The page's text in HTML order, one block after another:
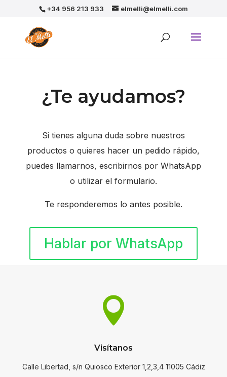
+34 956 213 933 elmelli@elmelli.com
¿Te ayudamos?
Si tienes alguna duda sobre nuestros
productos o quieres hacer un pedido rápido,
puedes llamarnos, escribirnos por WhatsApp
o utilizar el formulario.
Te responderemos lo antes posible.
Hablar por WhatsApp

Visítanos
Calle Libertad, s/n Quiosco Exterior 1,2,3,4 11005 Cádiz